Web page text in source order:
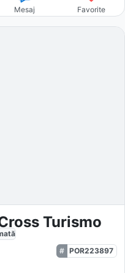
Mesaj Favorite
Turismo
POR223897